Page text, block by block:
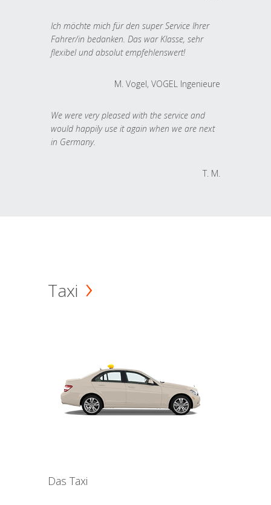
Ich möchte mich für den super Service Ihrer
Fahrer/in bedanken. Das war Klasse, sehr
flexibel und absolut empfehlenswert!
M. Vogel, VOGEL Ingenieure
We were very pleased with the service and
would happily use it again when we are next
in Germany.
T. M.
Taxi
Das Taxi